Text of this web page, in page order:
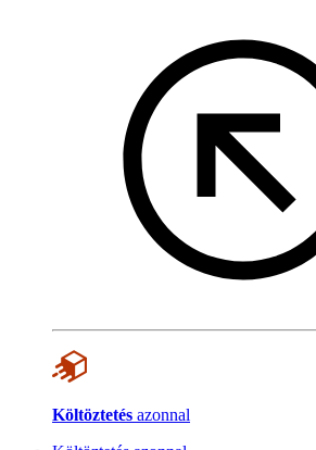
Költöztetés azonnal